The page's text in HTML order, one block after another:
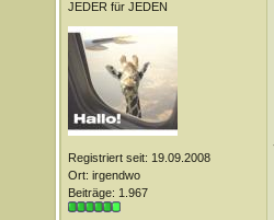
JEDER für JEDEN
Registriert seit: 19.09.2008
Ort: irgendwo
Beiträge: 1.967